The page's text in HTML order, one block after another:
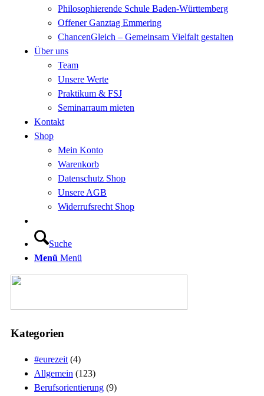
Philosophierende Schule Baden-Württemberg
Offener Ganztag Emmering
ChancenGleich – Gemeinsam Vielfalt gestalten
Über uns
Team
Unsere Werte
Praktikum & FSJ
Seminarraum mieten
Kontakt
Shop
Mein Konto
Warenkorb
Datenschutz Shop
Unsere AGB
Widerrufsrecht Shop
Suche
Menü Menü
Kategorien
#eurezeit(4)
Allgemein (123)
Berufsorientierung (9)